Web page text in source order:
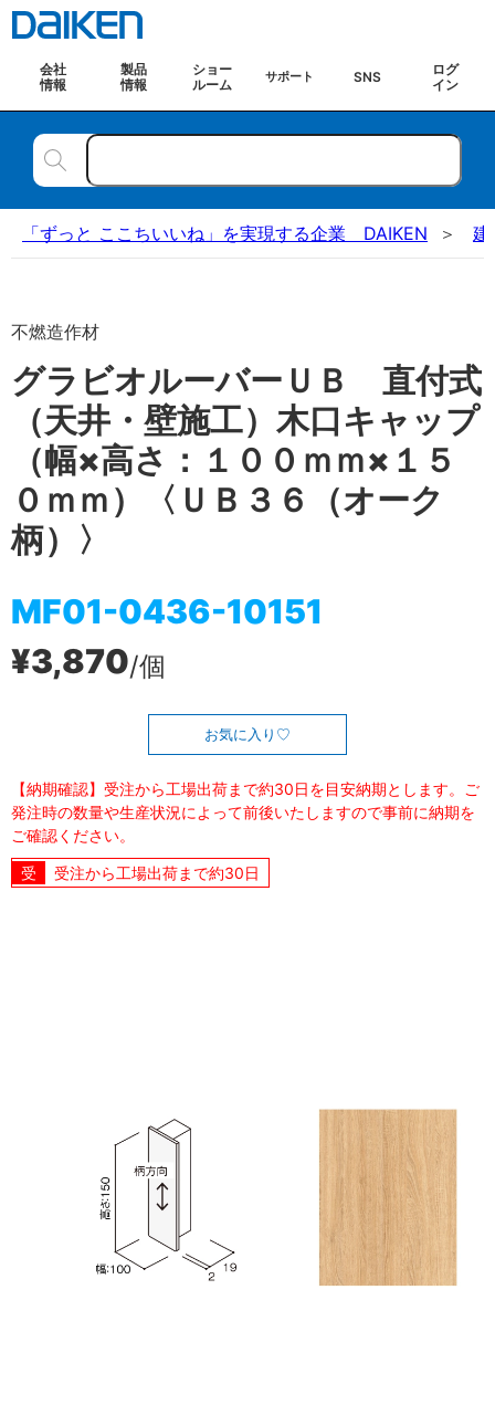
会社
情報
製品
情報
ショー
ルーム
サポート SNS
ログ
イン
「ずっと ここちいいね」を実現する企業 DAIKEN 建
不燃造作材
グラビオルーバーＵＢ 直付式
（天井・壁施工）木口キャップ
（幅×高さ：１００ｍｍ×１５
０ｍｍ）〈ＵＢ３６（オーク
柄）〉
MF01-0436-10151
¥3,870/個
お気に入り
【納期確認】受注から工場出荷まで約30日を目安納期とします。ご
発注時の数量や生産状況によって前後いたしますので事前に納期を
ご確認ください。
受注から工場出荷まで約30日